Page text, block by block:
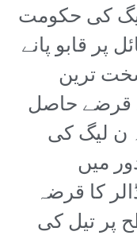
کی حکومت
قابو پانے
ترین
قرضے حاصل
ن لیگ کی
میں
39 ارب ڈالر کا قرضہ
پر تیل کی